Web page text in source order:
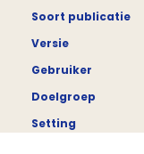
Soort publicatie
Versie
Gebruiker
Doelgroep
Setting